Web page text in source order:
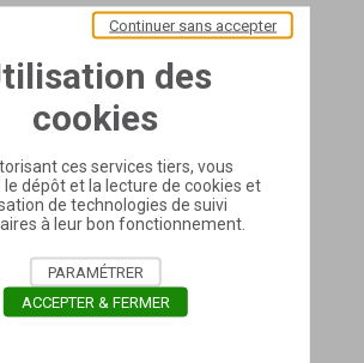
des
cookies
ces services tiers, vous
dépôt et la lecture de cookies et
de technologies de suivi
à leur bon fonctionnement.
Continuer sans accepter
PARAMÉTRER
ACCEPTER & FERMER